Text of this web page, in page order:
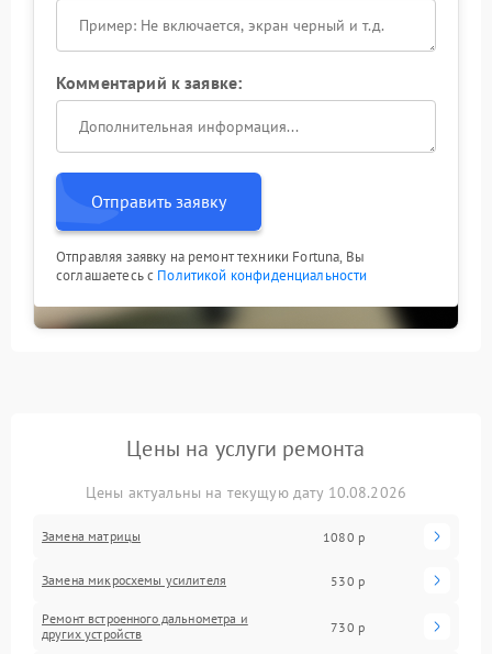
Комментарий к заявке:
Отправить заявку
Отправляя заявку на ремонт техники Fortuna, Вы
соглашаетесь с Политикой конфиденциальности
Цены на услуги ремонта
Цены актуальны на текущую дату 10.08.2026
Замена матрицы 1080 р
Замена микросхемы усилителя 530 р
Ремонт встроенного дальнометра и
других устройств
730 р